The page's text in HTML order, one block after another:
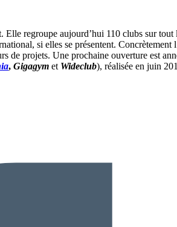
Elle regroupe aujourd’hui 110 clubs sur
si elles se présentent. Concrètement
de projets. Une prochaine ouverture est
, Gigagym et Wideclub), réalisée en juin